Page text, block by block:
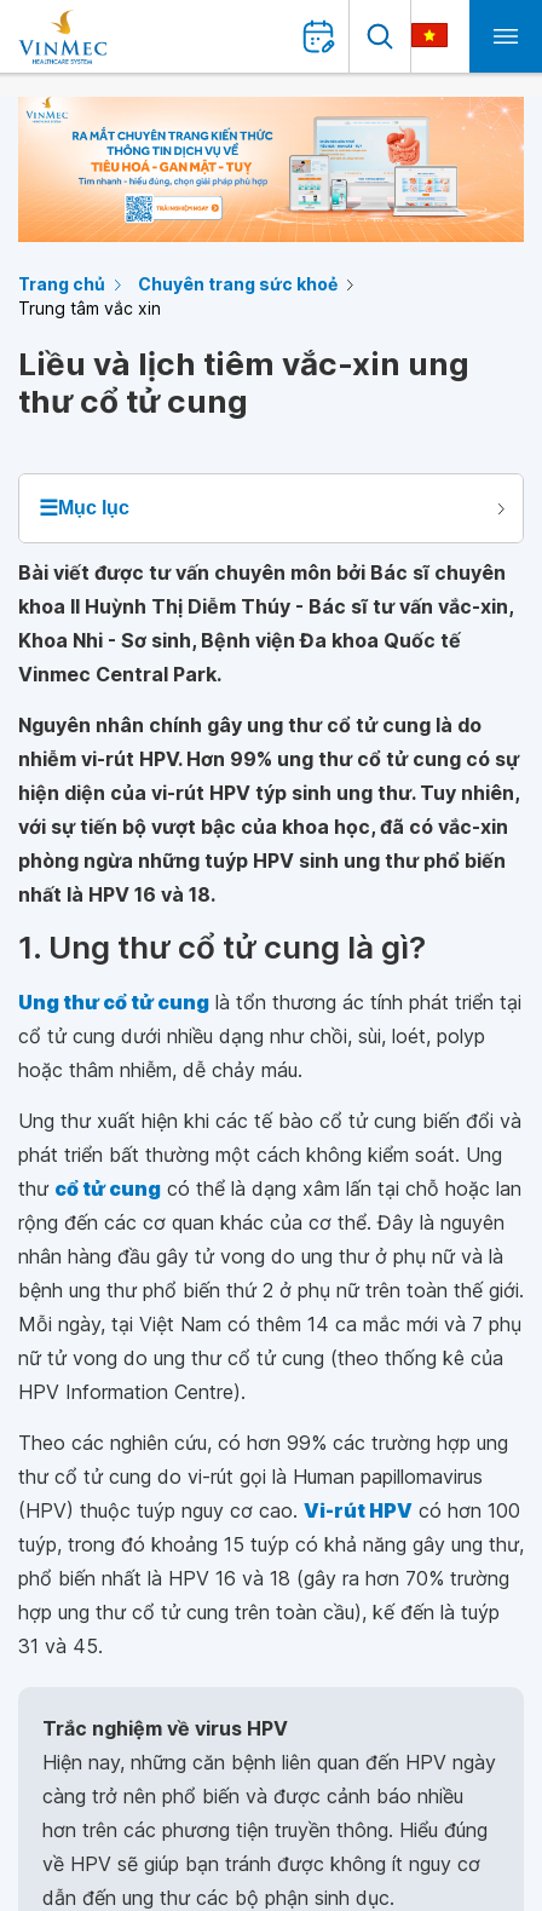
Trang chủ
Chuyên trang sức khoẻ
Trung tâm vắc xin
Liều và lịch tiêm vắc-xin ung
thư cổ tử cung
☰Mục lục
Bài viết được tư vấn chuyên môn bởi Bác sĩ chuyên
khoa II Huỳnh Thị Diễm Thúy - Bác sĩ tư vấn vắc-xin,
Khoa Nhi - Sơ sinh, Bệnh viện Đa khoa Quốc tế
Vinmec Central Park.
Nguyên nhân chính gây ung thư cổ tử cung là do
nhiễm vi-rút HPV. Hơn 99% ung thư cổ tử cung có sự
hiện diện của vi-rút HPV týp sinh ung thư. Tuy nhiên,
với sự tiến bộ vượt bậc của khoa học, đã có vắc-xin
phòng ngừa những tuýp HPV sinh ung thư phổ biến
nhất là HPV 16 và 18.
1. Ung thư cổ tử cung là gì?
Ung thư cổ tử cung là tổn thương ác tính phát triển tại
cổ tử cung dưới nhiều dạng như chồi, sùi, loét, polyp
hoặc thâm nhiễm, dễ chảy máu.
Ung thư xuất hiện khi các tế bào cổ tử cung biến đổi và
phát triển bất thường một cách không kiểm soát. Ung
thư cổ tử cung có thể là dạng xâm lấn tại chỗ hoặc lan
rộng đến các cơ quan khác của cơ thể. Đây là nguyên
nhân hàng đầu gây tử vong do ung thư ở phụ nữ và là
bệnh ung thư phổ biến thứ 2 ở phụ nữ trên toàn thế giới.
Mỗi ngày, tại Việt Nam có thêm 14 ca mắc mới và 7 phụ
nữ tử vong do ung thư cổ tử cung (theo thống kê của
HPV Information Centre).
Theo các nghiên cứu, có hơn 99% các trường hợp ung
thư cổ tử cung do vi-rút gọi là Human papillomavirus
(HPV) thuộc tuýp nguy cơ cao. Vi-rút HPV có hơn 100
tuýp, trong đó khoảng 15 tuýp có khả năng gây ung thư,
phổ biến nhất là HPV 16 và 18 (gây ra hơn 70% trường
hợp ung thư cổ tử cung trên toàn cầu), kế đến là tuýp
31 và 45.
Trắc nghiệm về virus HPV
Hiện nay, những căn bệnh liên quan đến HPV ngày
càng trở nên phổ biến và được cảnh báo nhiều
hơn trên các phương tiện truyền thông. Hiểu đúng
về HPV sẽ giúp bạn tránh được không ít nguy cơ
dẫn đến ung thư các bộ phận sinh dục.